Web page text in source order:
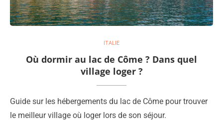
ITALIE
Où dormir au lac de Côme ? Dans quel
village loger ?
Guide sur les hébergements du lac de Côme pour trouver
le meilleur village où loger lors de son séjour.